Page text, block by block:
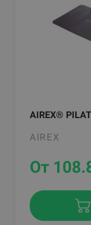
AIREX®
AIREX
От